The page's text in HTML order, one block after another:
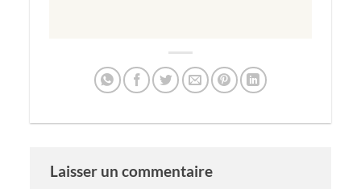
Laisser un commentaire